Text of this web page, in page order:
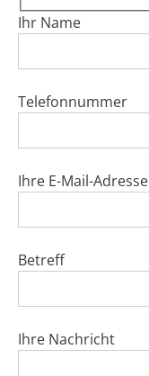
Ihr Name
Telefonnummer
Ihre E-Mail-Adresse
Betreff
Ihre Nachricht